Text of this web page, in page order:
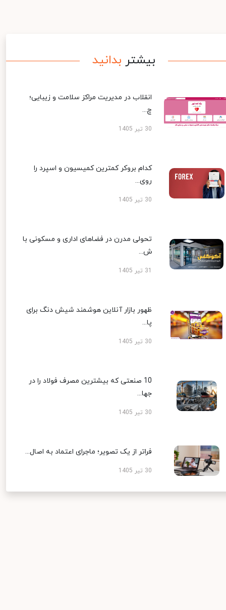
بیشتر بدانید
انقلاب در مدیریت مراکز سلامت و زیبایی؛
چ...
30 تیر 1405
کدام بروکر کمترین کمیسیون و اسپرد را
روی...
30 تیر 1405
تحولی مدرن در فضاهای اداری و مسکونی با
ش...
ظهور بازار آنلاین هوشمند شیش دنگ برای
پا...
30 تیر 1405
10 صنعتی که بیشترین مصرف فولاد را در
جها...
30 تیر 1405
فراتر از یک تصویر؛ ماجرای اعتماد به اصال...
30 تیر 1405